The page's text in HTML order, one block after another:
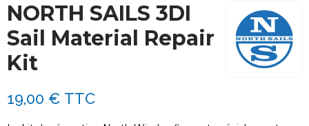
NORTH SAILS 3DI
Sail Material Repair
Kit
19,00 € TTC